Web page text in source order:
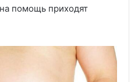
помощь приходят